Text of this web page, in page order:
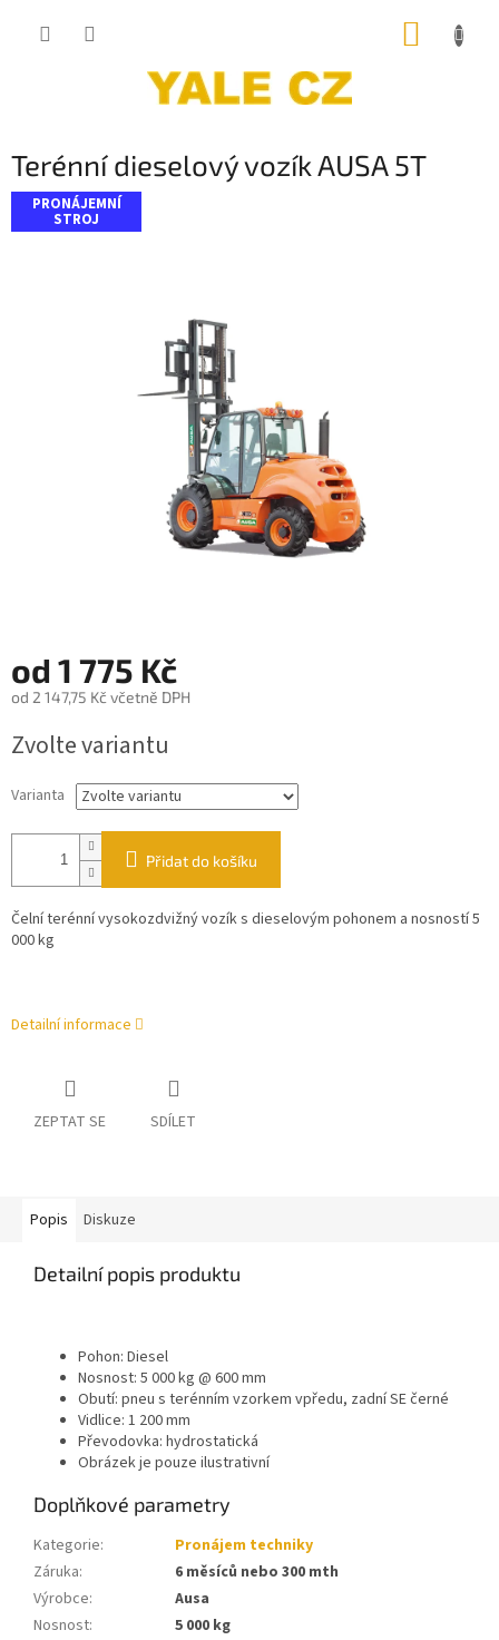
Terénní dieselový vozík AUSA 5T
PRONÁJEMNÍ
STROJ
od 1 775 Kč
od 2 147,75 Kčvčetně DPH
cena:
Zvolte variantu
Varianta
Přidat do košíku
Čelní terénní vysokozdvižný vozík s dieselovým pohonem a nosností 5
000 kg
Detailní informace
ZEPTAT SE SDÍLET
Popis Diskuze
Detailní popis produktu
Pohon: Diesel
Nosnost: 5 000 kg @ 600 mm
Obutí: pneu s terénním vzorkem vpředu, zadní SE černé
Vidlice: 1 200 mm
Převodovka: hydrostatická
Obrázek je pouze ilustrativní
Doplňkové parametry
Kategorie:
Pronájem techniky
Záruka:
6 měsíců nebo 300 mth
Výrobce:
Ausa
Nosnost:
5 000 kg